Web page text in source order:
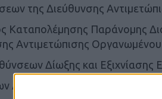
της Διεύθυνσης
Καταπολέμησης Παράνομης
Αντιμετώπισης
Δίωξης και Εξιχνίασης
Δίωξης και Εξιχνίασης